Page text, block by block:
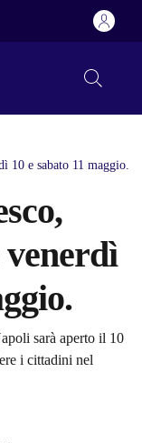
10 e sabato 11 maggio.
sarà aperto il 10
i cittadini nel